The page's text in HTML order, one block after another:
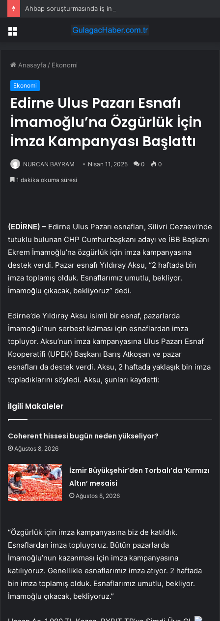
Menü
Anasayfa / Ekonomi
Ekonomi
Edirne Ulus Pazarı Esnafı
İmamoğlu’na Özgürlük İçin
İmza Kampanyası Başlattı
NURCAN BAYRAM Nisan 11, 2025 0 0
1 dakika okuma süresi
(EDİRNE) – Edirne Ulus Pazarı esnafları, Silivri Cezaevi’nde
tutuklu bulunan CHP Cumhurbaşkanı adayı ve İBB Başkanı
Ekrem İmamoğlu’na özgürlük için imza kampanyasına
destek verdi. Pazar esnafı Yıldıray Aksu, “2 haftada bin
imza toplamış olduk. Esnaflarımız umutlu, bekliyor.
İmamoğlu çıkacak, bekliyoruz” dedi.
Edirne’de Yıldıray Aksu isimli bir esnaf, pazarlarda
İmamoğlu’nun serbest kalması için esnaflardan imza
topluyor. Aksu’nun imza kampanyasına Ulus Pazarı Esnaf
Kooperatifi (UPEK) Başkanı Barış Atkoşan ve pazar
esnafları da destek verdi. Aksu, 2 haftada yaklaşık bin imza
topladıklarını söyledi. Aksu, şunları kaydetti:
İlgili Makaleler
Coherent hissesi bugün neden yükseliyor?
Ağustos 8, 2026
İzmir Büyükşehir’den Torbalı’da ‘Kırmızı
Altın’ mesaisi
Ağustos 8, 2026
“Özgürlük için imza kampanyasına biz de katıldık.
Esnaflardan imza topluyoruz. Bütün pazarlarda
İmamoğlu’nun kazanması için imza kampanyasına
katılıyoruz. Genellikle esnaflarımız imza atıyor. 2 haftada
bin imza toplamış olduk. Esnaflarımız umutlu, bekliyor.
İmamoğlu çıkacak, bekliyoruz.”